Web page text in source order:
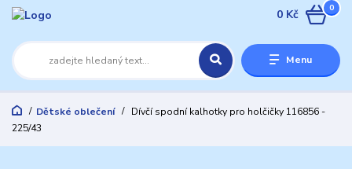
Menu
0
0 Kč
Dětské oblečení
Dívčí spodní kalhotky pro holčičky 116856 -
225/43